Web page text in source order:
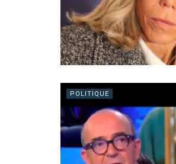
POLITIQUE